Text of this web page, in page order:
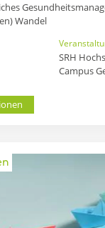
Wandel
SRH
Campus